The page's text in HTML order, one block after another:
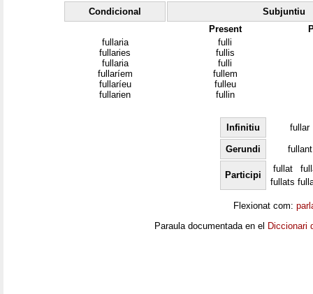
Condicional
Subjuntiu
Present
fullaria
fullaries
fullaria
fullaríem
fullaríeu
fullarien
fulli
fullis
fulli
fullem
fulleu
fullin
Infinitiu fullar
Gerundi fullant
Participi
fullat
fullats
Flexionat com:
Paraula documentada en el Diccionari